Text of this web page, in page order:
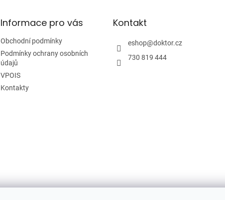
Informace pro vás
Obchodní podmínky
Podmínky ochrany osobních
údajů
VPOIS
Kontakty
Kontakt
eshop@doktor.cz
730 819 444